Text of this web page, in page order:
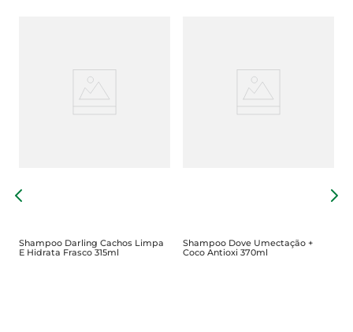
Shampoo Darling Cachos Limpa
E Hidrata Frasco 315ml
Shampoo Dove Umectação +
Coco Antioxi 370ml